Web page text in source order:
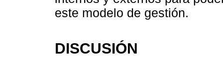
este modelo de gestión.
DISCUSIÓN